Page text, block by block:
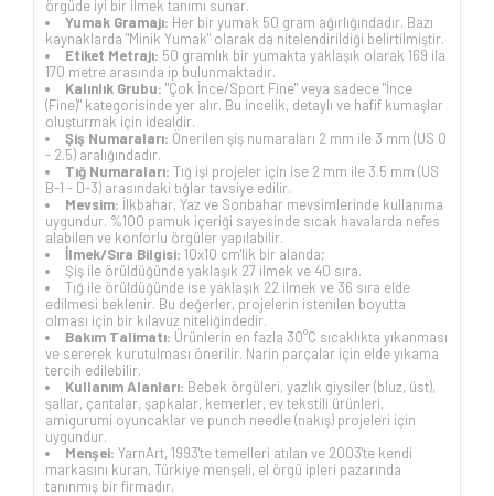
örgüde iyi bir ilmek tanımı sunar.
Yumak Gramajı: Her bir yumak 50 gram ağırlığındadır. Bazı
kaynaklarda "Minik Yumak" olarak da nitelendirildiği belirtilmiştir.
Etiket Metrajı: 50 gramlık bir yumakta yaklaşık olarak 169 ila
170 metre arasında ip bulunmaktadır.
Kalınlık Grubu: "Çok İnce/Sport Fine" veya sadece "İnce
(Fine)" kategorisinde yer alır. Bu incelik, detaylı ve hafif kumaşlar
oluşturmak için idealdir.
Şiş Numaraları: Önerilen şiş numaraları 2 mm ile 3 mm (US 0
- 2.5) aralığındadır.
Tığ Numaraları: Tığ işi projeler için ise 2 mm ile 3.5 mm (US
B-1 - D-3) arasındaki tığlar tavsiye edilir.
Mevsim: İlkbahar, Yaz ve Sonbahar mevsimlerinde kullanıma
uygundur. %100 pamuk içeriği sayesinde sıcak havalarda nefes
alabilen ve konforlu örgüler yapılabilir.
İlmek/Sıra Bilgisi: 10x10 cm'lik bir alanda;
Şiş ile örüldüğünde yaklaşık 27 ilmek ve 40 sıra.
Tığ ile örüldüğünde ise yaklaşık 22 ilmek ve 36 sıra elde
edilmesi beklenir. Bu değerler, projelerin istenilen boyutta
olması için bir kılavuz niteliğindedir.
Bakım Talimatı: Ürünlerin en fazla 30°C sıcaklıkta yıkanması
ve sererek kurutulması önerilir. Narin parçalar için elde yıkama
tercih edilebilir.
Kullanım Alanları: Bebek örgüleri, yazlık giysiler (bluz, üst),
şallar, çantalar, şapkalar, kemerler, ev tekstili ürünleri,
amigurumi oyuncaklar ve punch needle (nakış) projeleri için
uygundur.
Menşei: YarnArt, 1993'te temelleri atılan ve 2003'te kendi
markasını kuran, Türkiye menşeli, el örgü ipleri pazarında
tanınmış bir firmadır.